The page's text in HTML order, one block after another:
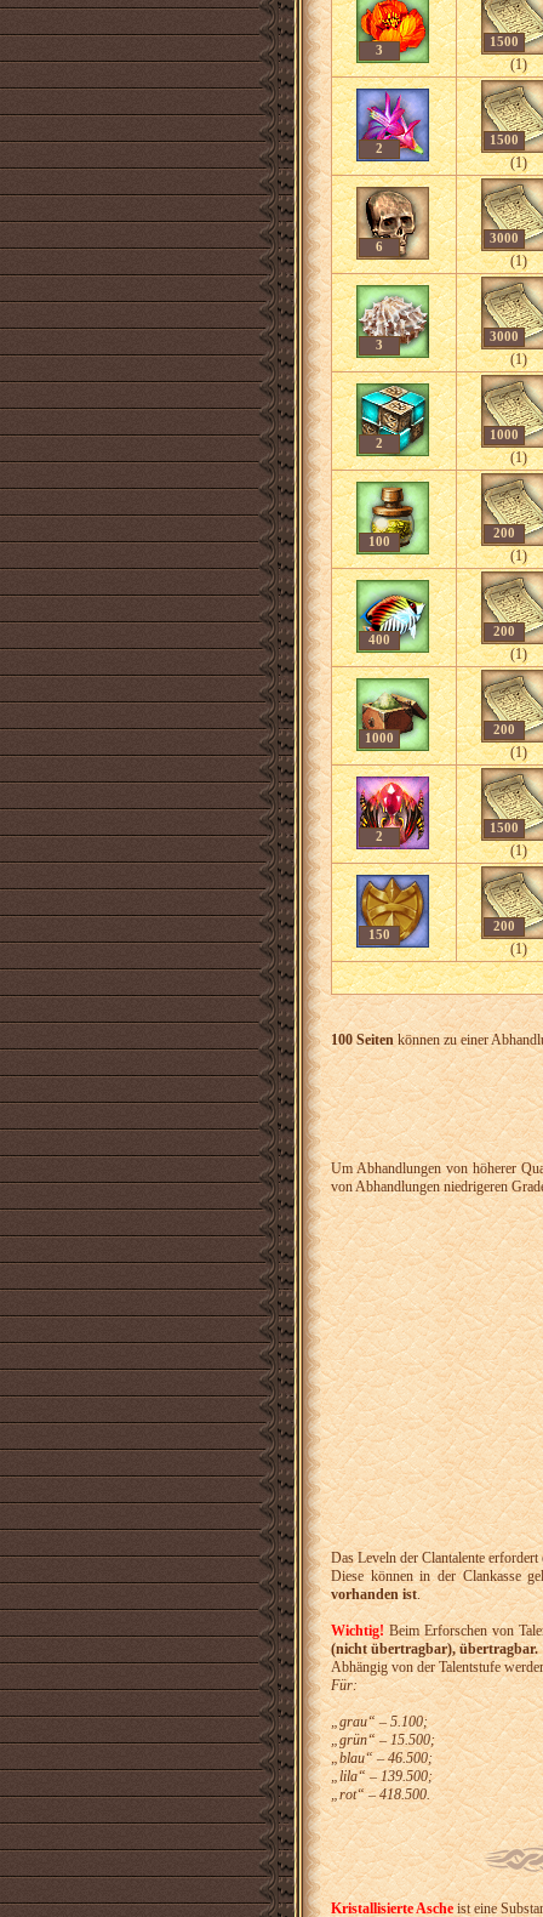
3
1500
(1)
2
1500
(1)
6
3000
(1)
3
3000
(1)
2
1000
(1)
100
200
(1)
400
200
(1)
1000
200
(1)
2
1500
(1)
150
200
(1)
100 Seiten können zu einer
Um Abhandlungen von höherer
von Abhandlungen niedrigeren
Das Leveln der Clantalente
Diese können in der Clankasse
vorhanden ist.
Wichtig!Beim Erforschen von
(nicht übertragbar), übertragbar.
Abhängig von der Talentstufe
Für:
„grau“ – 5.100;
„grün“ – 15.500;
„blau“ – 46.500;
„lila“ – 139.500;
„rot“ – 418.500.
Kristallisierte Ascheist eine